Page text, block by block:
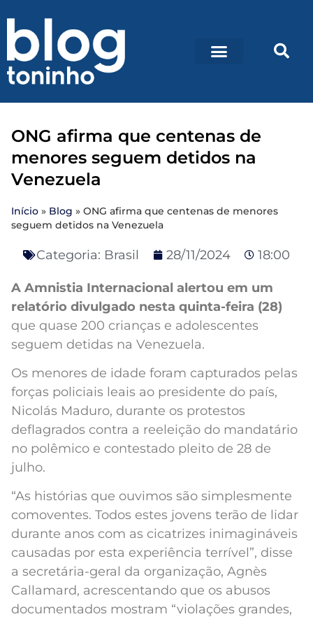
ONG afirma que centenas de
menores seguem detidos na
Venezuela
Início » Blog » ONG afirma que centenas de menores
seguem detidos na Venezuela
Categoria: Brasil 28/11/2024 18:00
A Amnistia Internacional alertou em um
relatório divulgado nesta quinta-feira (28)
que quase 200 crianças e adolescentes
seguem detidas na Venezuela.
Os menores de idade foram capturados pelas
forças policiais leais ao presidente do país,
Nicolás Maduro, durante os protestos
deflagrados contra a reeleição do mandatário
no polêmico e contestado pleito de 28 de
julho.
“As histórias que ouvimos são simplesmente
comoventes. Todos estes jovens terão de lidar
durante anos com as cicatrizes inimagináveis
causadas por esta experiência terrível”, disse
a secretária-geral da organização, Agnès
Callamard, acrescentando que os abusos
documentados mostram “violações grandes,